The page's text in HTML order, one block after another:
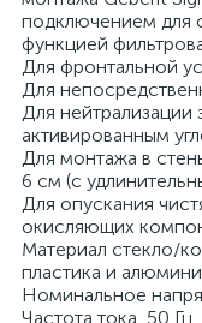
подключением для
функцией
Для фронтальной
Для
Для нейтрализации
активированным
Для монтажа в
6 см (с
Для опускания
окисляющих
Материал стекло/
пластика и
Номинальное
Частота тока 50 Гц